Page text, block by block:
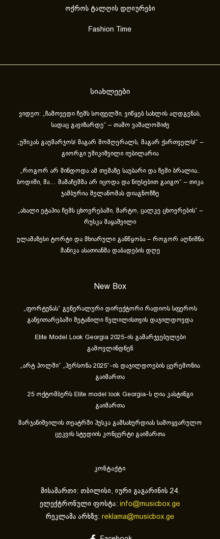
ოქროს ტალღის დღიურები
Fashion Time
სიახლეები
ვიდეო: „ჩამოვედი ჩემს სოფელში, ვიწყებ სახლის აღდგენას,
სადაც გავიზარდე“ – თამო ვაშალომიძე
„უშიკას გაუმარჯოს! მაგარ მომღერალს, მაგარ ქართველს!“ –
გიორგი უშიკიშვილი იუბილარია
„როგორ არ მინდოდა ამ თემაზე საუბარი და ჩემი ბრალია..
ბოდიში, მა… მამაჩემმა არ იცოდა და ნიუსებით გაიგო“ – თიკა
ჯამბურია მელანომას დიაგნოზზე
„ახა­ლი ეტა­პია ჩემს ცხოვ­რე­ბა­ში, მარ­ტო, ცალ­კე ცხოვ­რე­ბის“ –
რუსკა მაყაშვილი
ულამაზესი ტორტი და მხიარული განწყობა – როგორ აღნიშნა
მანიკა ასათიანმა დაბადების დღე
New Box
„ფორტუნას“ გენერალური დირექტორი რადიოს სფეროს
განვითარებაში შეტანილი წვლილისთვის დაჯილდოვდა
Elite Model Look Georgia 2025-ის გამარჯვებულები
გამოვლინდნენ
„არტ ჰოლში“ „პერსონა 2025“-ის დაჯილდოების ცერემონია
გაიმართა
25 ოქტომბერს Elite model look Georgia-ს ღია კასტინგი
გაიმართა
მარჯანიშვილის თეატრში პუსკა გამსახურდიას სამოყვარულო
ცეკვის სტუდიის კონცერტი გაიმართა
კონტაქტი
მისამართი: თბილისი, იური გაგარინის 24.
ელექტრონული ფოსტა: info@musicbox.ge
რეკლამა არხზე: reklama@musicbox.ge